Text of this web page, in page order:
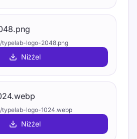
typelab-logo-2048.png
Niżżel
logo-1024.webp
Niżżel